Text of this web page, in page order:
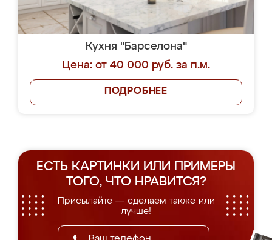
Кухня "Барселона"
Цена: от 40 000 руб. за п.м.
ПОДРОБНЕЕ
ЕСТЬ КАРТИНКИ ИЛИ ПРИМЕРЫ
ТОГО, ЧТО НРАВИТСЯ?
Присылайте — сделаем также или
лучше!